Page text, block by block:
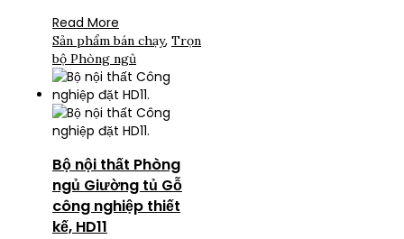
Read More
Sản phẩm bán chạy, Trọn
bộ Phòng ngủ
Bộ nội thất Phòng
ngủ Giường tủ Gỗ
công nghiệp thiết
kế, HD11